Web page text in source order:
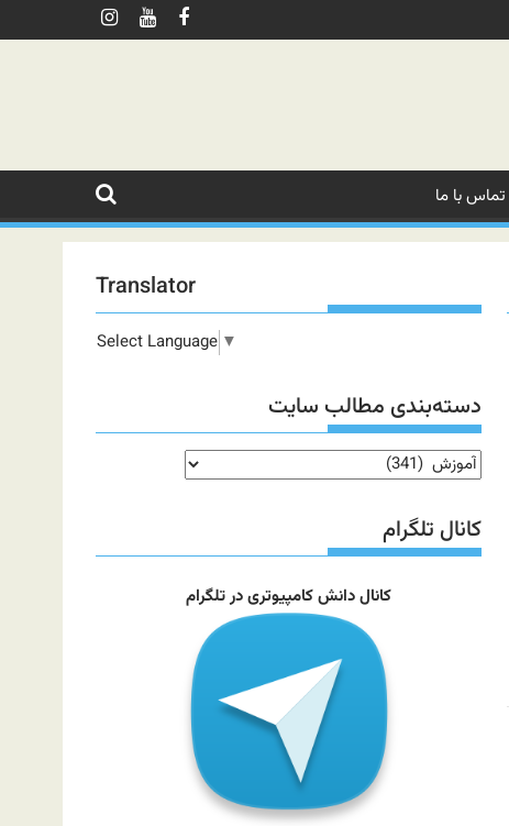
تماس با ما
Translator
Select Language ▼
دسته‌بندی مطالب سایت
دسته‌بندی
مطالب
سایت
کانال تلگرام
کانال دانش کامپیوتری در تلگرام